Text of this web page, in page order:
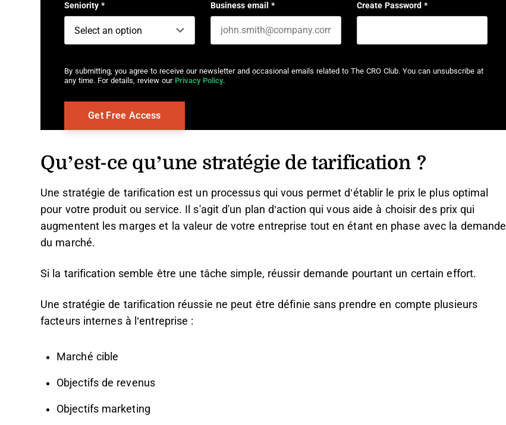
Seniority * Business email * Create Password *
By submitting, you agree to receive our newsletter and occasional emails related to The CRO Club. You can unsubscribe at
any time. For details, review our Privacy Policy.
Qu’est-ce qu’une stratégie de tarification ?
Une stratégie de tarification est un processus qui vous permet d’établir le prix le plus optimal
pour votre produit ou service. Il s'agit d'un plan d’action qui vous aide à choisir des prix qui
augmentent les marges et la valeur de votre entreprise tout en étant en phase avec la demande
du marché.
Si la tarification semble être une tâche simple, réussir demande pourtant un certain effort.
Une stratégie de tarification réussie ne peut être définie sans prendre en compte plusieurs
facteurs internes à l’entreprise :
Marché cible
Objectifs de revenus
Objectifs marketing